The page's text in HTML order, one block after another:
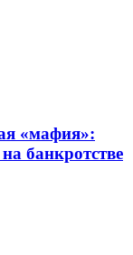
«мафия»:
банкротстве